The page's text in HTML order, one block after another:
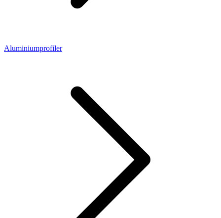
Aluminiumprofiler